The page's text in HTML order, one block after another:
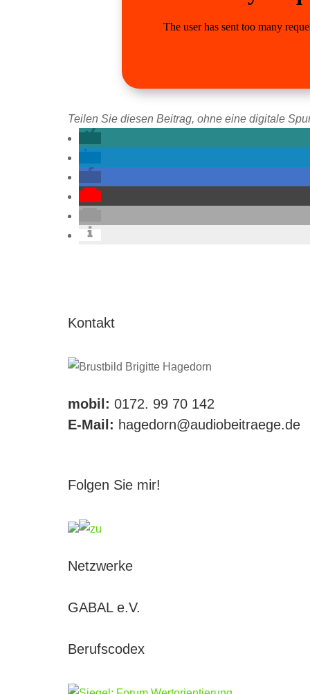
Teilen Sie diesen Beitrag, ohne eine digitale
Kontakt
mobil: 0172. 99 70 142
E-Mail: hagedorn@audiobeitraege.de
Folgen Sie mir!
Netzwerke
GABAL e.V.
Berufscodex